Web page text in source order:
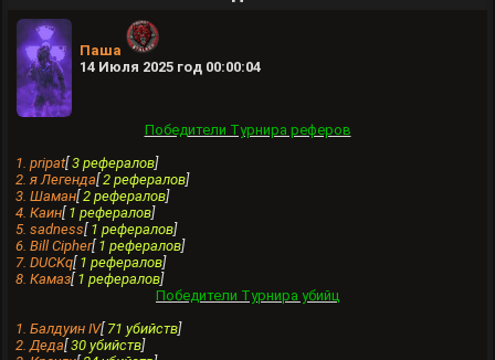
Паша
14 Июля 2025 год 00:00:04
Победители Турнира реферов
1. pripat[ 3 рефералов]
2. я Легенда[ 2 рефералов]
3. Шамaн[ 2 рефералов]
4. Каин[ 1 рефералов]
5. sadness[ 1 рефералов]
6. Bill Cipher[ 1 рефералов]
7. DUCKq[ 1 рефералов]
8. Камаз[ 1 рефералов]
Победители Турнира убийц
1. Балдуин IV[ 71 убийств]
2. Деда[ 30 убийств]